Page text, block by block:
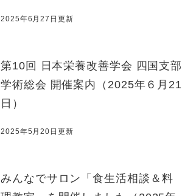
2025年6月27日更新
第10回 日本栄養改善学会 四国支部
学術総会 開催案内（2025年６月21
日）
2025年5月20日更新
みんなでサロン「食生活相談＆料